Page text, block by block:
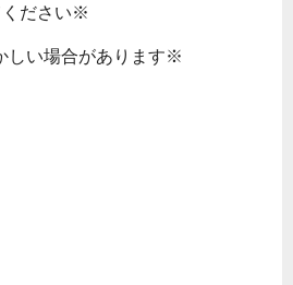
ださい※
しい場合があります※